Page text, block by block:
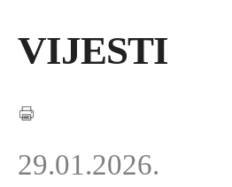
VIJESTI
29.01.2026.